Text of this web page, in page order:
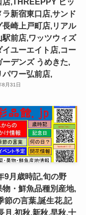
ラ新宿東口店,サンド
長崎上戸町店,リアル
駅前店,ワッツウィズ
イユーエイト店,コー
ーデンズ うめきた,
パワー弘前店,
8月31日
9月歳時記,旬の野
物・鮮魚品種別産地,
節の言葉,誕生花,記
月,初秋,新秋,早秋,十